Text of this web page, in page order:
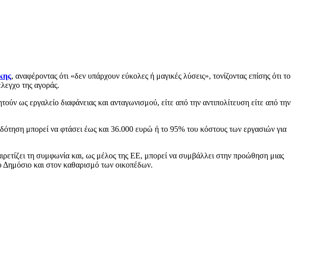
, αναφέροντας ότι «δεν υπάρχουν εύκολες ή μαγικές λύσεις», τονίζοντας επίσης ότι το
της αγοράς.
ως εργαλείο διαφάνειας και ανταγωνισμού, είτε από την αντιπολίτευση είτε από την
μπορεί να φτάσει έως και 36.000 ευρώ ή το 95% του κόστους των εργασιών για
τη συμφωνία και, ως μέλος της ΕΕ, μπορεί να συμβάλλει στην προώθηση μιας
Δημόσιο και στον καθαρισμό των οικοπέδων.